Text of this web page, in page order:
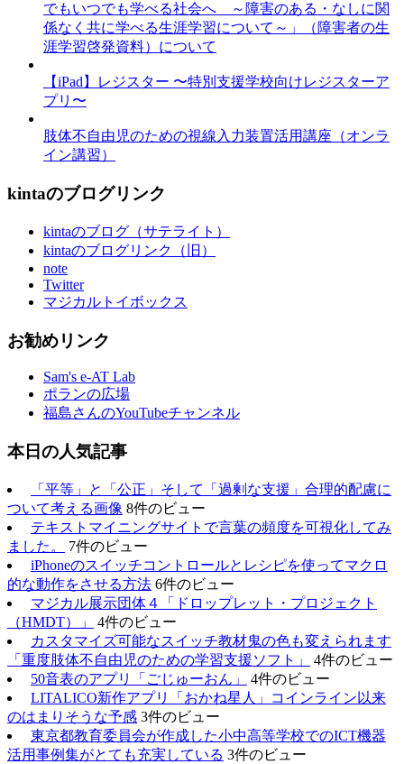
でもいつでも学べる社会へ ～障害のある・なしに関
係なく共に学べる生涯学習について～」（障害者の生
涯学習啓発資料）について
【iPad】レジスター 〜特別支援学校向けレジスターア
プリ〜
肢体不自由児のための視線入力装置活用講座（オンラ
イン講習）
kintaのブログリンク
kintaのブログ（サテライト）
kintaのブログリンク（旧）
note
Twitter
マジカルトイボックス
お勧めリンク
Sam's e-AT Lab
ポランの広場
福島さんのYouTubeチャンネル
本日の人気記事
「平等」と「公正」そして「過剰な支援」合理的配慮に
ついて考える画像 8件のビュー
テキストマイニングサイトで言葉の頻度を可視化してみ
ました。
7件のビュー
iPhoneのスイッチコントロールとレシピを使ってマクロ
的な動作をさせる方法 6件のビュー
マジカル展示団体４「ドロップレット・プロジェクト
（HMDT）」
4件のビュー
カスタマイズ可能なスイッチ教材鬼の色も変えられます
「重度肢体不自由児のための学習支援ソフト」
4件のビュー
50音表のアプリ「ごじゅーおん」
4件のビュー
LITALICO新作アプリ「おかね星人」コインライン以来
のはまりそうな予感 3件のビュー
東京都教育委員会が作成した小中高等学校でのICT機器
活用事例集がとても充実している 3件のビュー